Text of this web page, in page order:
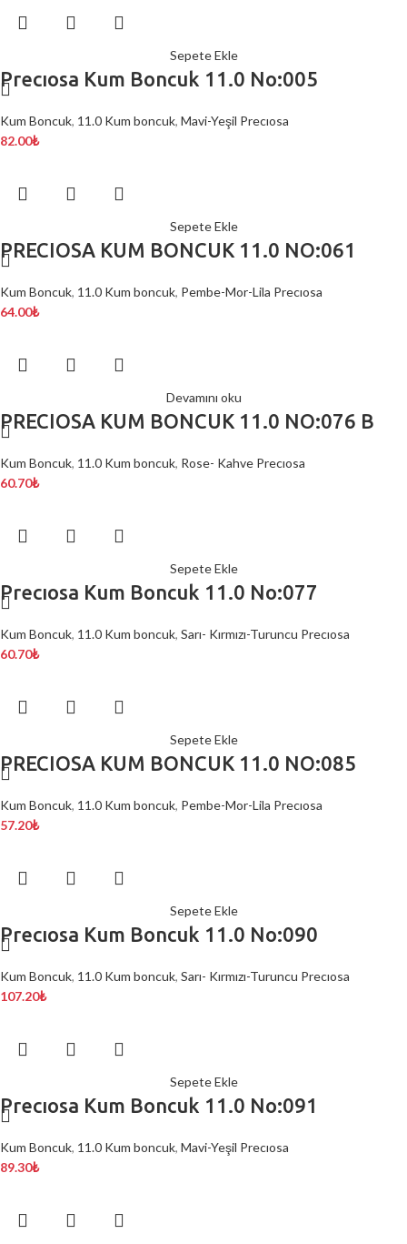
Sepete Ekle
Precıosa Kum Boncuk 11.0 No:005
Kum Boncuk, 11.0 Kum boncuk, Mavi-Yeşil Precıosa
82.00₺
Sepete Ekle
PRECIOSA KUM BONCUK 11.0 NO:061
Kum Boncuk, 11.0 Kum boncuk, Pembe-Mor-Lila Precıosa
64.00₺
Devamını oku
PRECIOSA KUM BONCUK 11.0 NO:076 B
Kum Boncuk, 11.0 Kum boncuk, Rose- Kahve Precıosa
60.70₺
Sepete Ekle
Precıosa Kum Boncuk 11.0 No:077
Kum Boncuk, 11.0 Kum boncuk, Sarı- Kırmızı-Turuncu Precıosa
60.70₺
Sepete Ekle
PRECIOSA KUM BONCUK 11.0 NO:085
Kum Boncuk, 11.0 Kum boncuk, Pembe-Mor-Lila Precıosa
57.20₺
Sepete Ekle
Precıosa Kum Boncuk 11.0 No:090
Kum Boncuk, 11.0 Kum boncuk, Sarı- Kırmızı-Turuncu Precıosa
107.20₺
Sepete Ekle
Precıosa Kum Boncuk 11.0 No:091
Kum Boncuk, 11.0 Kum boncuk, Mavi-Yeşil Precıosa
89.30₺